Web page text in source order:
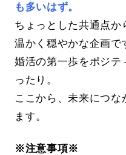
も多いはず。
ちょっとした共通点か
温かく穏やかな企画で
婚活の第一歩をポジ
ったり。
ここから、未来につな
ます。
※注意事項※